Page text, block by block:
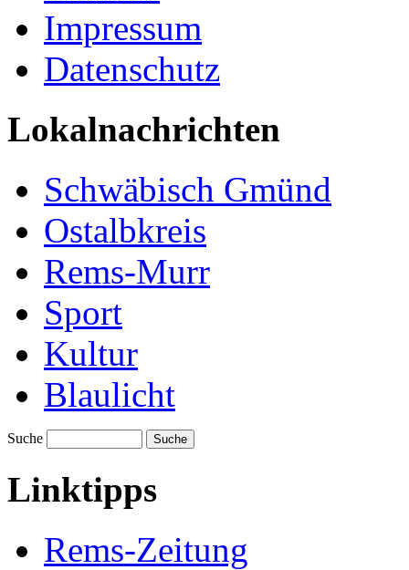
Impressum
Datenschutz
Lokalnachrichten
Schwäbisch Gmünd
Ostalbkreis
Rems-Murr
Sport
Kultur
Blaulicht
Suche Suche
Linktipps
Rems-Zeitung